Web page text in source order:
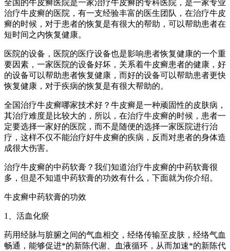
全国的牛皮癣医院是一家治疗牛皮癣的专科医院，是一家专业
治疗牛皮癣的医院，有一支经验丰富的医生团队，在治疗牛皮
癣的时候，对于患者的恢复是有很大的帮助，可以帮助患者在
短时间之内恢复健康。
医院的设备，医院的医疗设备也是影响患者恢复健康的一个重
要因素，一家医院的设备好坏，关系着牛皮癣患者的健康，好
的设备可以帮助患者恢复健康，而好的设备可以帮助患者更快
恢复健康，对于疾病的恢复是有很大帮助的。
全国治疗牛皮癣哪家技术好？牛皮癣是一种顽固性的皮肤病，
其治疗难度是比较大的，所以，在治疗牛皮癣的时候，患者一
定要选择一家好的医院，而不是随便的选择一家医院进行治
疗，这样不仅不能治疗好牛皮癣的疾病，反而对患者的身体造
成很大伤害。
治疗牛皮癣的中药软膏？我们知道治疗牛皮癣的中药软膏很
多，但是不知道中药软膏的功效有什么，下面就为你介绍。
牛皮癣中药软膏的功效
1、活血化瘀
药用经脉与脏腑之间的气血相交，经络传输至皮肤，经络气血
畅通，能够促进*的新陈代谢、血液循环，从而加速*的新陈代